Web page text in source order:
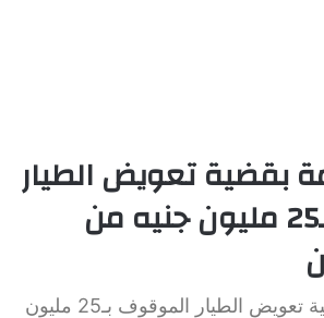
بقضية تعويض الطيار
الموقوف بـ25 مليون جنيه من
قرار المحكمة بقضية تعويض الطيار الموقوف بـ25 مليون